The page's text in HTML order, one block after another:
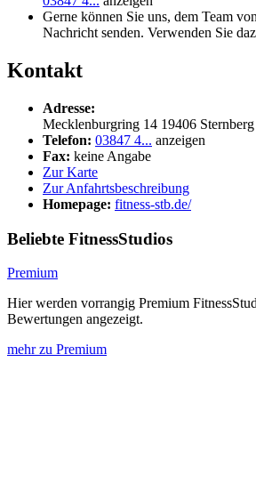
Gerne können Sie uns, dem Team
Nachricht senden. Verwenden Sie
Kontakt
Adresse:
Mecklenburgring 14 19406 Sternberg
Telefon: 03847 4... anzeigen
Fax: keine Angabe
Zur Karte
Zur Anfahrtsbeschreibung
Homepage: fitness-stb.de/
Beliebte FitnessStudios
Premium
Hier werden vorrangig Premium
Bewertungen angezeigt.
mehr zu Premium